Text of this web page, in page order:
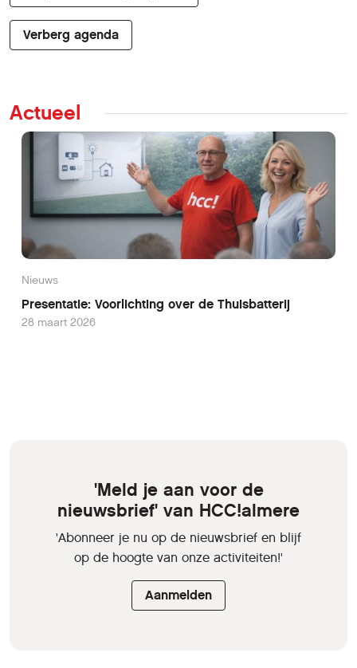
Verberg agenda
Actueel
Nieuws
Presentatie: Voorlichting over de Thuisbatterij
28 maart 2026
'Meld je aan voor de
nieuwsbrief' van HCC!almere
'Abonneer je nu op de nieuwsbrief en blijf
op de hoogte van onze activiteiten!'
Aanmelden